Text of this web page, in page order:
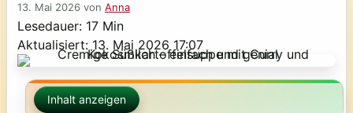
13. Mai 2026 von Anna
Lesedauer: 17 Min
Aktualisiert: 13. Mai 2026 17:07
Inhalt anzeigen